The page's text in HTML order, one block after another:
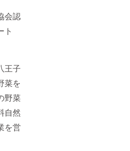
会認
ト
王子
菜を
野菜
自然
を営